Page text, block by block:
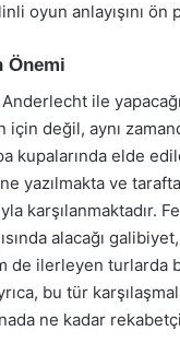
oyun anlayışını ön
Önemi
ile
için değil, aynı
kupalarında elde
yazılmakta ve
karşılanmaktadır.
alacağı
de ilerleyen turlarda
bu tür
ne kadar